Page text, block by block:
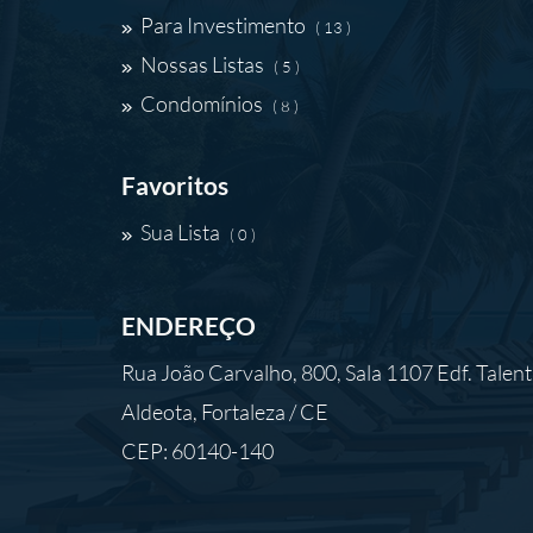
Para Investimento ( 13 )
Nossas Listas ( 5 )
Condomínios ( 8 )
Favoritos
Sua Lista ( 0 )
ENDEREÇO
Rua João Carvalho, 800, Sala 1107 Edf.
Aldeota, Fortaleza / CE
CEP: 60140-140